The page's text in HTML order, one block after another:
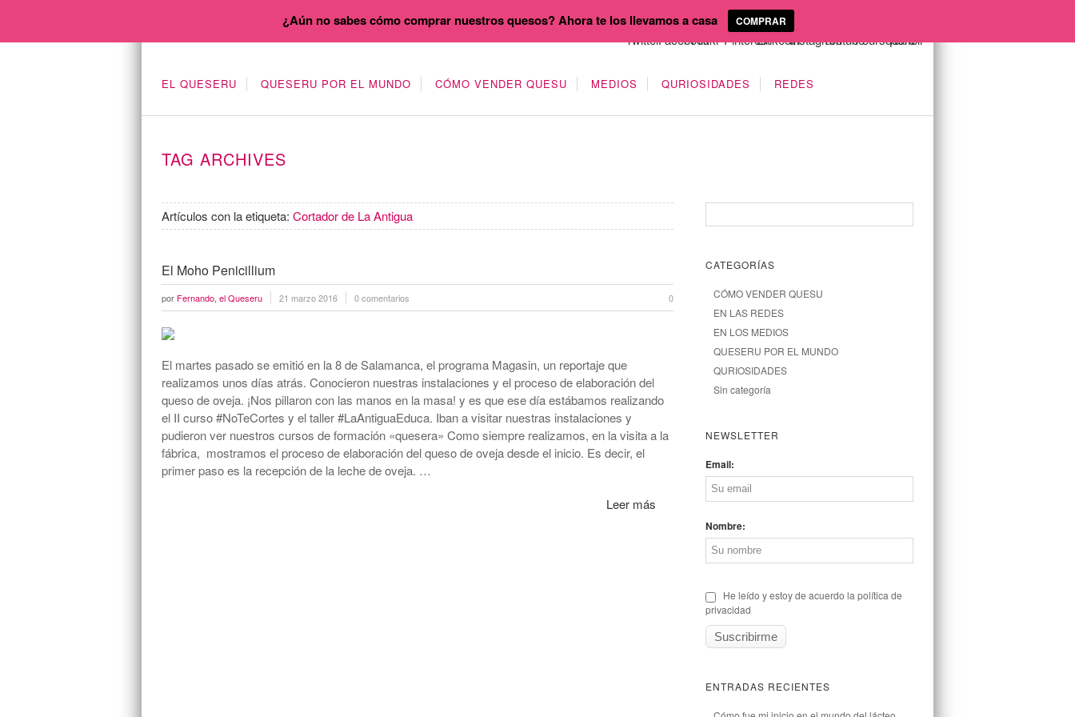
EL QUESERU QUESERU POR EL MUNDO CÓMO VENDER QUESU MEDIOS QURIOSIDADES REDES
TAG ARCHIVES
Artículos con la etiqueta: Cortador de La Antigua
El Moho Penicillium
por Fernando, el Queseru 21 marzo 2016 0 comentarios 0
El martes pasado se emitió en la 8 de Salamanca, el programa Magasin, un reportaje que
realizamos unos días atrás. Conocieron nuestras instalaciones y el proceso de elaboración del
queso de oveja. ¡Nos pillaron con las manos en la masa! y es que ese día estábamos realizando
el II curso #NoTeCortes y el taller #LaAntiguaEduca. Iban a visitar nuestras instalaciones y
pudieron ver nuestros cursos de formación «quesera» Como siempre realizamos, en la visita a la
fábrica, mostramos el proceso de elaboración del queso de oveja desde el inicio. Es decir, el
primer paso es la recepción de la leche de oveja. …
Leer más
CATEGORÍAS
CÓMO VENDER QUESU
EN LAS REDES
EN LOS MEDIOS
QUESERU POR EL MUNDO
QURIOSIDADES
Sin categoría
NEWSLETTER
Email:
Nombre:
He leído y estoy de acuerdo la política de
privacidad
ENTRADAS RECIENTES
¿Aún no sabes cómo comprar nuestros quesos? Ahora te los llevamos a casa COMPRAR